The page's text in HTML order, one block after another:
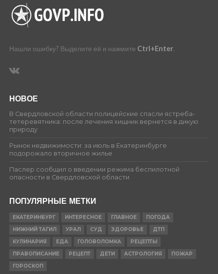
Нашли ошибку? Выделите её и нажмите Ctrl+Enter.
НОВОЕ
В Свердловской области полицейские спасли ястреба-
тетеревятника: после лечения хищник вернется в дикую
природу
Рынок недвижимости: за июль в Екатеринбурге
подорожало вторичное жилье
Паслер сообщил о введении режима беспилотной
опасности в Свердловской области
ПОПУЛЯРНЫЕ МЕТКИ
ЕКАТЕРИНБУРГ ИНТЕРЕСНОЕ ГЛАВНОЕ
ПОГОДА
НИЖНИЙ ТАГИЛ
УРАЛ СУД ЗДОРОВЬЕ
ДТП
КУЛИНАРИЯ
ЕДА ГОЛОВОЛОМКА
РЕЦЕПТЫ
ПРАВОПИСАНИЕ
РЕЦЕПТ ДЕТИ АСТРОЛОГИЯ
ПОЖАР
ГОРОСКОП